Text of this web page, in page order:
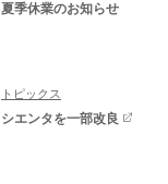
夏季休業のお知らせ
トピックス
シエンタを一部改良